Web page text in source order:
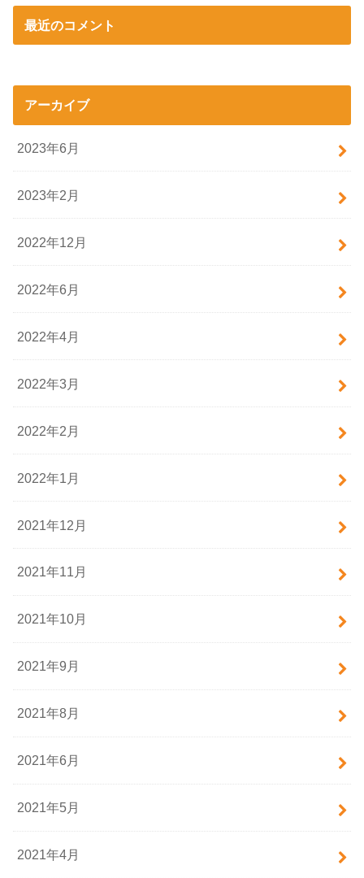
最近のコメント
アーカイブ
2023年6月
2023年2月
2022年12月
2022年6月
2022年4月
2022年3月
2022年2月
2022年1月
2021年12月
2021年11月
2021年10月
2021年9月
2021年8月
2021年6月
2021年5月
2021年4月